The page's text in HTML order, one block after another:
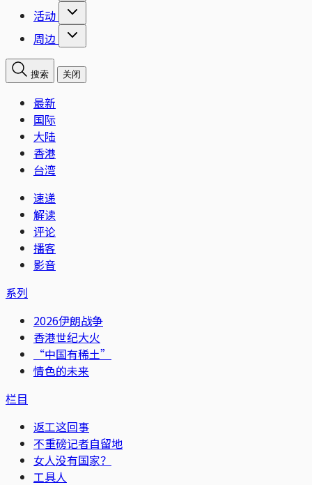
活动
周边
搜索 关闭
最新
国际
大陆
香港
台湾
速递
解读
评论
播客
影音
系列
2026伊朗战争
香港世纪大火
“中国有稀土”
情色的未来
栏目
返工这回事
不重磅记者自留地
女人没有国家？
工具人